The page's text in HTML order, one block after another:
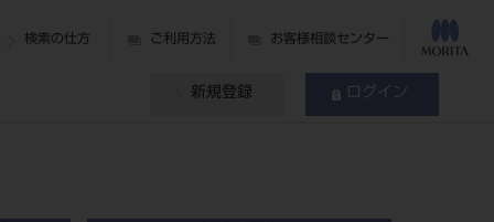
検索の仕方 ご利用方法 お客様相談センター
新規登録 ログイン